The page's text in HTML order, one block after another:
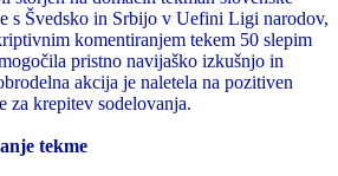
s Švedsko in Srbijo v Uefini Ligi narodov,
komentiranjem tekem 50 slepim
pristno navijaško izkušnjo in
akcija je naletela na pozitiven
za krepitev sodelovanja.
tekme